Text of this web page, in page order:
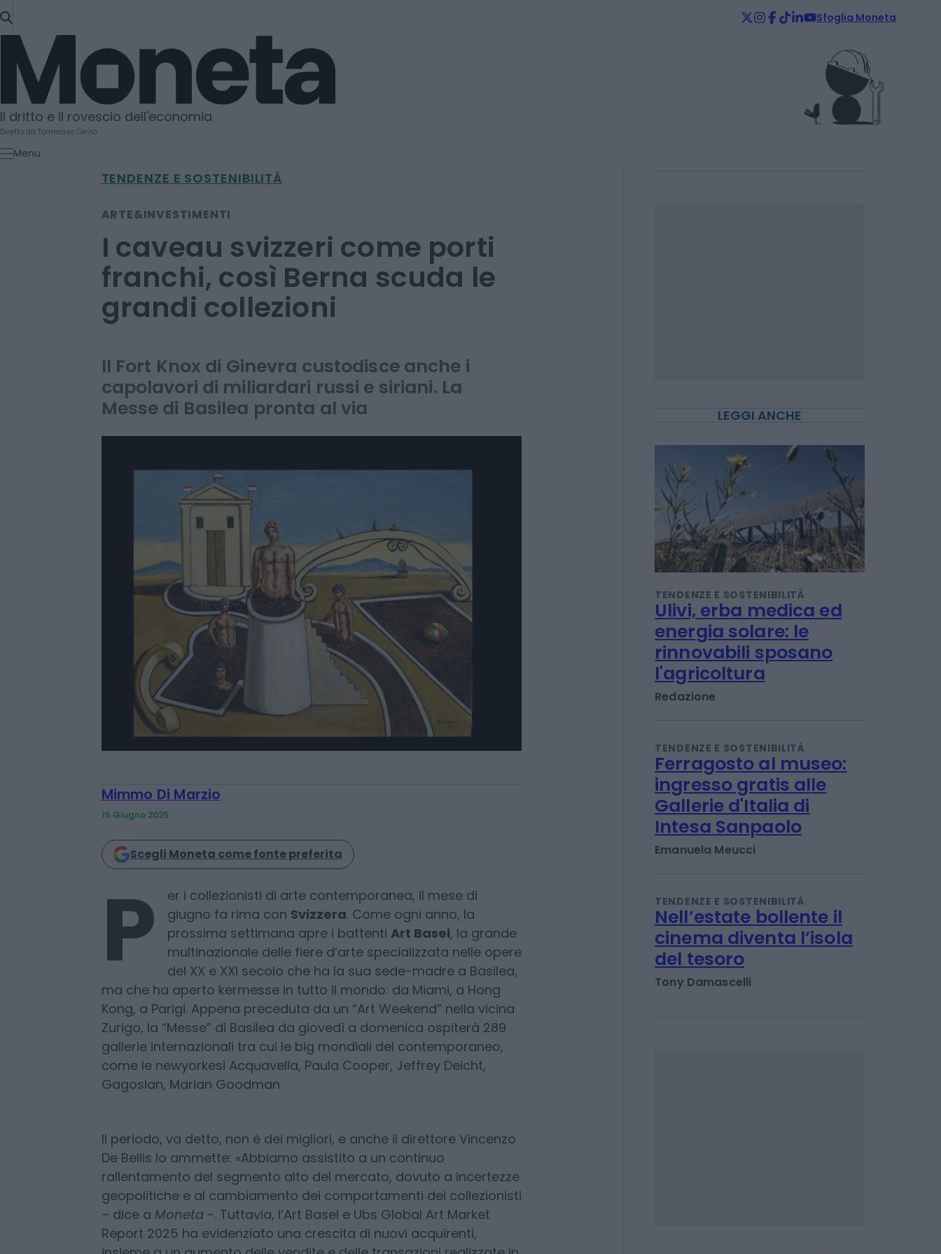
SKIP
TO
CONTENT
Sfoglia Moneta
Moneta
Il dritto e il rovescio dell'economia
Diretto da Tommaso Cerno
Menu
TENDENZE E SOSTENIBILITÀ
ARTE&INVESTIMENTI
I caveau svizzeri come porti
grandi collezioni
Il Fort Knox di Ginevra custodisce anche i
Messe di Basilea pronta al via
Mimmo Di Marzio
Scegli Moneta come fonte preferita
P
er i collezionisti di arte contemporanea, il mese di
giugno fa rima conSvizzera . Come ogni anno, la
prossima settimana apre i battenti Art Basel, la grande
multinazionale delle fiere d’arte specializzata nelle opere
del XX e XXI secolo che ha la sua sede-madre a Basilea,
ma che ha aperto kermesse in tutto il mondo: da Miami, a Hong
Kong, a Parigi. Appena preceduta da un “Art Weekend” nella vicina
Zurigo, la “Messe” di Basilea da giovedì a domenica ospiterà 289
Gagosian, Marian Goodman.
Il periodo, va detto, non è dei migliori, e anche il direttore Vincenzo
De Bellis lo ammette: «Abbiamo assistito a un continuo
rallentamento del segmento alto del mercato, dovuto a incertezze
LEGGI ANCHE
TENDENZE E SOSTENIBILITÀ
Ulivi, erba medica ed
energia solare: le
Redazione
TENDENZE E SOSTENIBILITÀ
Ferragosto al museo:
ingresso gratis alle
Intesa Sanpaolo
Emanuela Meucci
TENDENZE E SOSTENIBILITÀ
Nell’estate bollente il